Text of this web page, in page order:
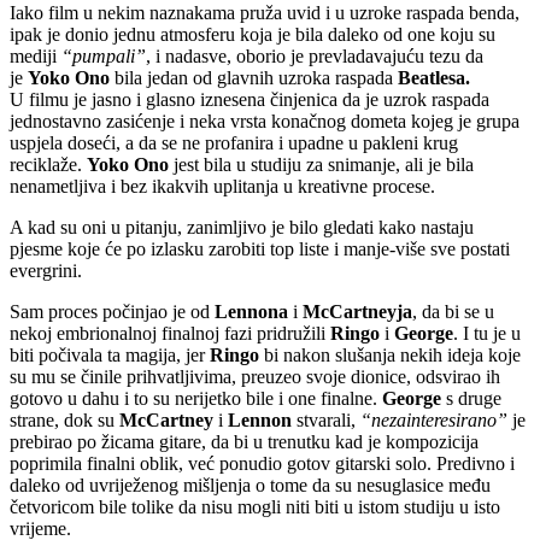
Iako film u nekim naznakama pruža uvid i u uzroke raspada benda,
ipak je donio jednu atmosferu koja je bila daleko od one koju su
mediji “pumpali”, i nadasve, oborio je prevladavajuću tezu da
je Yoko Ono bila jedan od glavnih uzroka raspada Beatlesa.
U filmu je jasno i glasno iznesena činjenica da je uzrok raspada
jednostavno zasićenje i neka vrsta konačnog dometa kojeg je grupa
uspjela doseći, a da se ne profanira i upadne u pakleni krug
reciklaže. Yoko Ono jest bila u studiju za snimanje, ali je bila
nenametljiva i bez ikakvih uplitanja u kreativne procese.
A kad su oni u pitanju, zanimljivo je bilo gledati kako nastaju
pjesme koje će po izlasku zarobiti top liste i manje-više sve postati
evergrini.
Sam proces počinjao je od Lennona i McCartneyja, da bi se u
nekoj embrionalnoj finalnoj fazi pridružili Ringo i George. I tu je u
biti počivala ta magija, jerRingo bi nakon slušanja nekih ideja koje
su mu se činile prihvatljivima, preuzeo svoje dionice, odsvirao ih
gotovo u dahu i to su nerijetko bile i one finalne. George s druge
strane, dok su McCartney i Lennon stvarali, “nezainteresirano” je
prebirao po žicama gitare, da bi u trenutku kad je kompozicija
poprimila finalni oblik, već ponudio gotov gitarski solo. Predivno i
daleko od uvriježenog mišljenja o tome da su nesuglasice među
četvoricom bile tolike da nisu mogli niti biti u istom studiju u isto
vrijeme.